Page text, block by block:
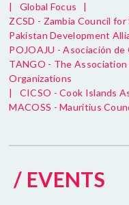
|
Global Focus
|
ZCSD - Zambia Council
Pakistan Development
POJOAJU - Asociación de
TANGO - The
Organizations
|
CICSO - Cook Islands
MACOSS - Mauritius
/ EVENTS